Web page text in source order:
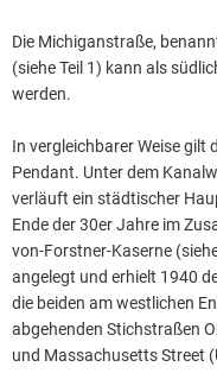
Die Michiganstraße,
(siehe Teil 1) kann als
werden.
In vergleichbarer Weise gilt
Pendant. Unter dem
verläuft ein städtischer
Ende der 30er Jahre im
von-Forstner-Kaserne
angelegt und erhielt 1940
die beiden am westlichen
abgehenden Stichstraßen
und Massachusetts Street